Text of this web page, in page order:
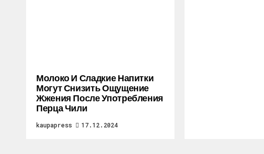
Молоко И Сладкие Напитки
Могут Снизить Ощущение
Жжения После Употребления
Перца Чили
kaupapress 17.12.2024